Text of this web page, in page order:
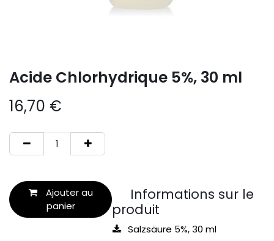
Acide Chlorhydrique 5%, 30 ml
16,70 €
Ajouter au
panier
Informations sur le
produit
Salzsäure 5%, 30 ml